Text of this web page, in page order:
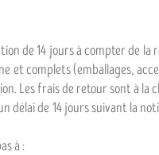
de 14 jours à compter de
complets (emballages,
Les frais de retour sont à la
délai de 14 jours suivant la
à :